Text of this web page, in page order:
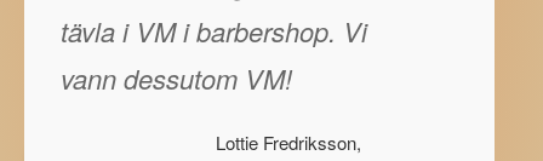
tävla i VM i barbershop. Vi
vann dessutom VM!
Lottie Fredriksson,